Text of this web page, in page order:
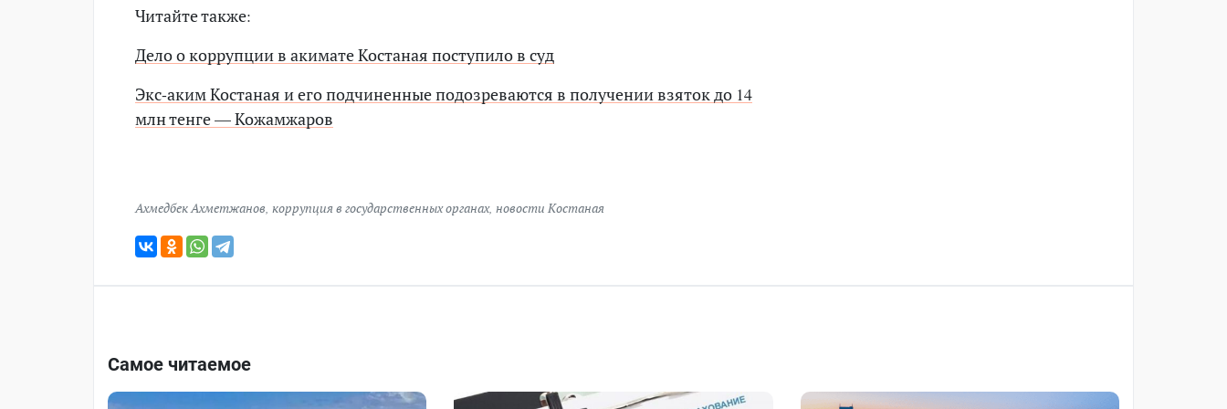
Читайте также:
Дело о коррупции в акимате Костаная поступило в суд
Экс-аким Костаная и его подчиненные подозреваются в получении взяток до 14
млн тенге — Кожамжаров
Ахмедбек Ахметжанов коррупция в государственных органах, новости Костаная
Самое читаемое